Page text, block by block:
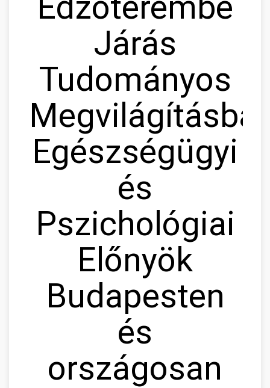
Járás
Tudományos
Egészségügyi
és
Pszichológiai
Előnyök
Budapesten
és
országosan